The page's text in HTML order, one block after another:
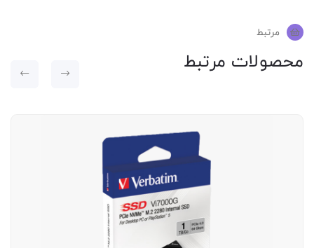
مرتبط
محصولات مرتبط